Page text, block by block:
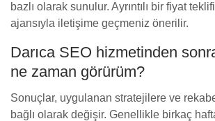
bazlı olarak sunulur. Ayrıntılı bir fiyat
ajansıyla iletişime geçmeniz önerilir.
Darıca SEO hizmetinden
ne zaman görürüm?
Sonuçlar, uygulanan stratejilere ve
bağlı olarak değişir. Genellikle birkaç